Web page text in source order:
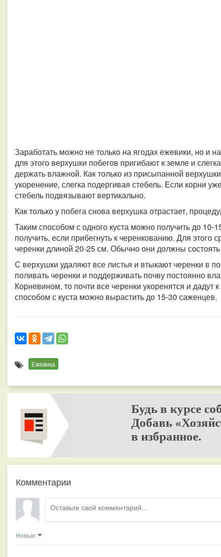
Заработать можно не только на ягодах ежевики, но и
для этого верхушки побегов пригибают к земле и
держать влажной. Как только из присыпанной
укоренение, слегка подергивая стебель. Если корни
стебель подвязывают вертикально.
Как только у побега снова верхушка отрастает,
Таким способом с одного куста можно получить до
получить, если прибегнуть к черенкованию. Для этого
черенки длиной 20-25 см. Обычно они должны
С верхушки удаляют все листья и втыкают черенки в
поливать черенки и поддерживать почву постоянно
Корневином, то почти все черенки укоренятся и
способом с куста можно вырастить до 15-30 саженцев.
Ежевика
Будь в курсе
Добавь
в избранное.
Комментарии
Новые